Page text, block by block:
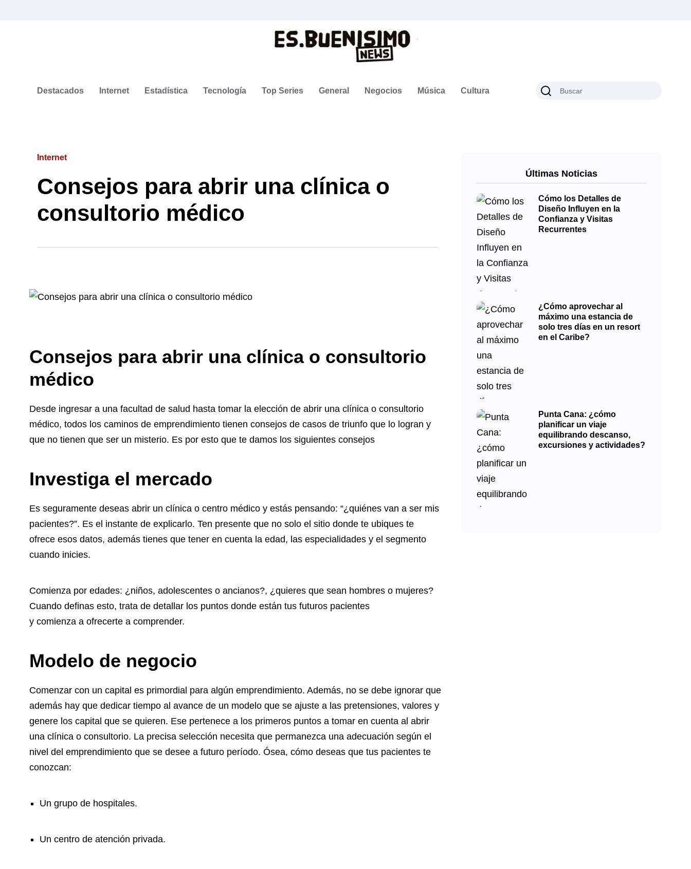
Destacados Internet Estadística Tecnología Top Series General Negocios Música Cultura
Internet
Consejos para abrir una clínica o
consultorio médico
Consejos para abrir una clínica o consultorio
médico
Desde ingresar a una facultad de salud hasta tomar la elección de abrir una clínica o consultorio
médico, todos los caminos de emprendimiento tienen consejos de casos de triunfo que lo logran y
que no tienen que ser un misterio. Es por esto que te damos los siguientes consejos
Investiga el mercado
Es seguramente deseas abrir un clínica o centro médico y estás pensando: “¿quiénes van a ser mis
pacientes?”. Es el instante de explicarlo. Ten presente que no solo el sitio donde te ubiques te
ofrece esos datos, además tienes que tener en cuenta la edad, las especialidades y el segmento
cuando inicies.
Comienza por edades: ¿niños, adolescentes o ancianos?, ¿quieres que sean hombres o mujeres?
Cuando definas esto, trata de detallar los puntos donde están tus futuros pacientes
y comienza a ofrecerte a comprender.
Modelo de negocio
Comenzar con un capital es primordial para algún emprendimiento. Además, no se debe ignorar que
además hay que dedicar tiempo al avance de un modelo que se ajuste a las pretensiones, valores y
genere los capital que se quieren. Ese pertenece a los primeros puntos a tomar en cuenta al abrir
una clínica o consultorio. La precisa selección necesita que permanezca una adecuación según el
nivel del emprendimiento que se desee a futuro período. Ósea, cómo deseas que tus pacientes te
conozcan:
Un grupo de hospitales.
Un centro de atención privada.
Últimas Noticias
Cómo los Detalles de
Diseño Influyen en la
Confianza y Visitas
Recurrentes
¿Cómo aprovechar al
máximo una estancia de
solo tres días en un resort
en el Caribe?
Punta Cana: ¿cómo
planificar un viaje
equilibrando descanso,
excursiones y actividades?